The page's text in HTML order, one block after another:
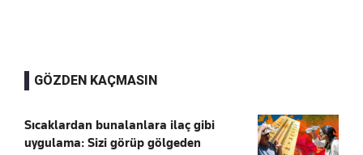
GÖZDEN KAÇMASIN
Sıcaklardan bunalanlara ilaç gibi
uygulama: Sizi görüp gölgeden